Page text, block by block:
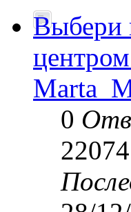
Выбери
0
22074